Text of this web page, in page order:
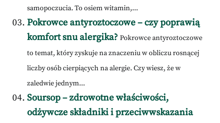
samopoczucia. To osiem witamin,...
Pokrowce antyroztoczowe – czy poprawią
komfort snu alergika? Pokrowce antyroztoczowe
to temat, który zyskuje na znaczeniu w obliczu rosnącej
liczby osób cierpiących na alergie. Czy wiesz, że w
zaledwie jednym...
Soursop – zdrowotne właściwości,
odżywcze składniki i przeciwwskazania